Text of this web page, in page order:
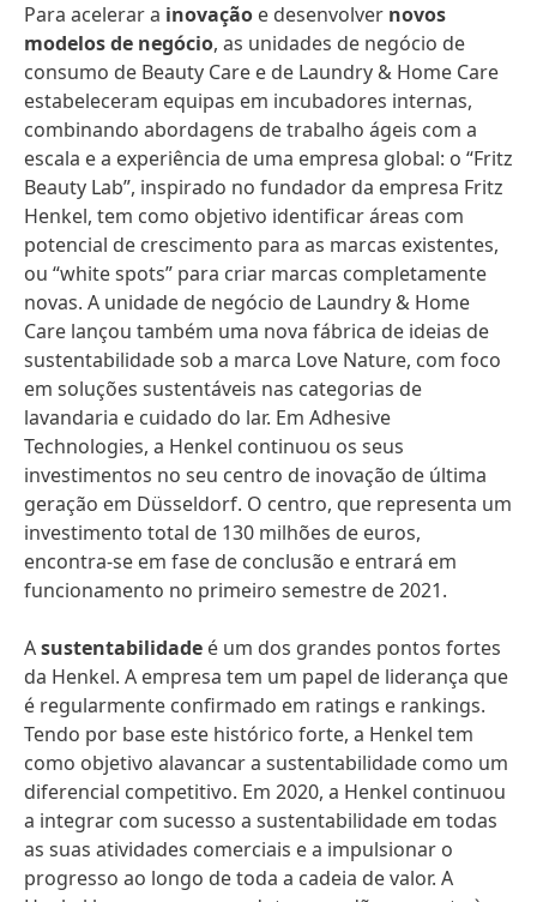
Para acelerar a inovação e desenvolver novos
modelos de negócio, as unidades de negócio de
consumo de Beauty Care e de Laundry & Home Care
estabeleceram equipas em incubadores internas,
combinando abordagens de trabalho ágeis com a
escala e a experiência de uma empresa global: o “Fritz
Beauty Lab”, inspirado no fundador da empresa Fritz
Henkel, tem como objetivo identificar áreas com
potencial de crescimento para as marcas existentes,
ou “white spots” para criar marcas completamente
novas. A unidade de negócio de Laundry & Home
Care lançou também uma nova fábrica de ideias de
sustentabilidade sob a marca Love Nature, com foco
em soluções sustentáveis nas categorias de
lavandaria e cuidado do lar. Em Adhesive
Technologies, a Henkel continuou os seus
investimentos no seu centro de inovação de última
geração em Düsseldorf. O centro, que representa um
investimento total de 130 milhões de euros,
encontra-se em fase de conclusão e entrará em
funcionamento no primeiro semestre de 2021.
Asustentabilidade é um dos grandes pontos fortes
da Henkel. A empresa tem um papel de liderança que
é regularmente confirmado em ratings e rankings.
Tendo por base este histórico forte, a Henkel tem
como objetivo alavancar a sustentabilidade como um
diferencial competitivo. Em 2020, a Henkel continuou
a integrar com sucesso a sustentabilidade em todas
as suas atividades comerciais e a impulsionar o
progresso ao longo de toda a cadeia de valor. A